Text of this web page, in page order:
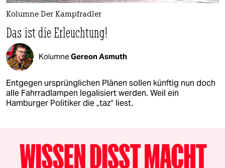
Kolumne Der Kampfradler
Das ist die Erleuchtung!
KolumneGereon Asmuth
Entgegen ursprünglichen Plänen sollen künftig nun doch
alle Fahrradlampen legalisiert werden. Weil ein
Hamburger Politiker die „taz“ liest.